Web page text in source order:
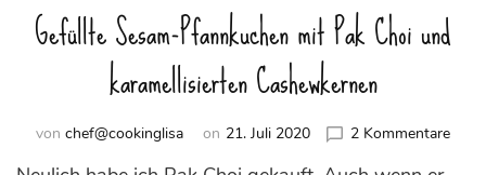
Gefüllte Sesam-Pfannkuchen mit Pak Choi und
karamellisierten Cashewkernen
von chef@cookinglisa on 21. Juli 2020 2 Kommentarezu